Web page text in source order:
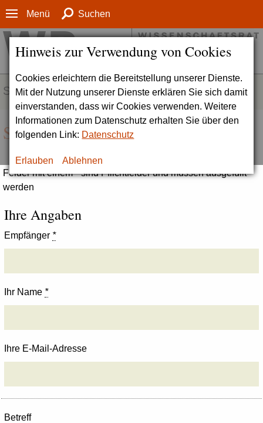
Hinweis zur Verwendung von Cookies
Cookies erleichtern die Bereitstellung unserer Dienste.
Mit der Nutzung unserer Dienste erklären Sie sich damit
einverstanden, dass wir Cookies verwenden. Weitere
Informationen zum Datenschutz erhalten Sie über den
folgenden Link: Datenschutz
Erlauben Ablehnen
Menü Suchen
SERVICE
Seite empfehlen
Felder mit einem * sind Pflichtfelder und müssen ausgefüllt
werden
Ihre Angaben
Empfänger *
Ihr Name *
Ihre E-Mail-Adresse
Betreff